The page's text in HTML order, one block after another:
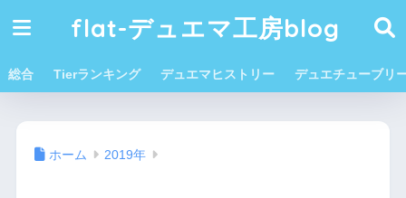
flat-デュエマ工房blog
総合 Tierランキング デュエマヒストリー デュエチューブリ
ホーム 2019年